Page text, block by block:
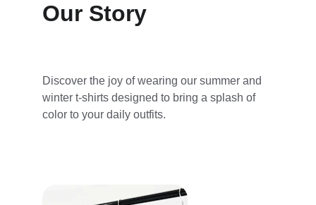
Our Story
Discover the joy of wearing our summer and
winter t-shirts designed to bring a splash of
color to your daily outfits.